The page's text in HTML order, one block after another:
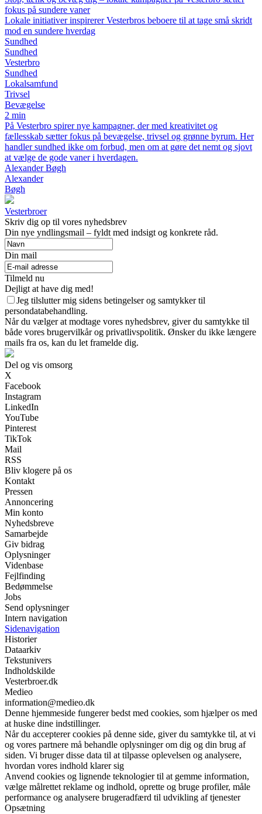
fokus på sundere vaner
Lokale initiativer inspirerer Vesterbros beboere til at tage små skridt
mod en sundere hverdag
Sundhed
Sundhed
Vesterbro
Sundhed
Lokalsamfund
Trivsel
Bevægelse
2 min
På Vesterbro spirer nye kampagner, der med kreativitet og
fællesskab sætter fokus på bevægelse, trivsel og grønne byrum. Her
handler sundhed ikke om forbud, men om at gøre det nemt og sjovt
at vælge de gode vaner i hverdagen.
Alexander Bøgh
Alexander
Bøgh
Vesterbroer
Skriv dig op til vores nyhedsbrev
Din nye yndlingsmail – fyldt med indsigt og konkrete råd.
Din mail
Tilmeld nu
Dejligt at have dig med!
Jeg tilslutter mig sidens betingelser og samtykker til
persondatabehandling.
Når du vælger at modtage vores nyhedsbrev, giver du samtykke til
både vores brugervilkår og privatlivspolitik. Ønsker du ikke længere
mails fra os, kan du let framelde dig.
Del og vis omsorg
X
Facebook
Instagram
LinkedIn
YouTube
Pinterest
TikTok
Mail
RSS
Bliv klogere på os
Kontakt
Pressen
Annoncering
Min konto
Nyhedsbreve
Samarbejde
Giv bidrag
Oplysninger
Videnbase
Fejlfinding
Bedømmelse
Jobs
Send oplysninger
Intern navigation
Sidenavigation
Historier
Dataarkiv
Tekstunivers
Indholdskilde
Vesterbroer.dk
Medieo
information@medieo.dk
Denne hjemmeside fungerer bedst med cookies, som hjælper os med
at huske dine indstillinger.
Når du accepterer cookies på denne side, giver du samtykke til, at vi
og vores partnere må behandle oplysninger om dig og din brug af
siden. Vi bruger disse data til at tilpasse oplevelsen og analysere,
hvordan vores indhold klarer sig
Anvend cookies og lignende teknologier til at gemme information,
vælge målrettet reklame og indhold, oprette og bruge profiler, måle
performance og analysere brugeradfærd til udvikling af tjenester
Opsætning